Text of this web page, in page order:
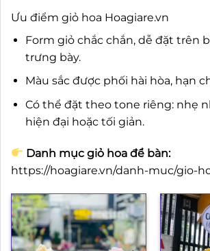
Ưu điểm giỏ hoa Hoagiare.vn
Form giỏ chắc chắn, dễ đặt trên
trưng bày.
Màu sắc được phối hài hòa, hạn
Có thể đặt theo tone riêng: nhẹ
hiện đại hoặc tối giản.
Danh mục giỏ hoa để bàn:
https://hoagiare.vn/danh-muc/gio-